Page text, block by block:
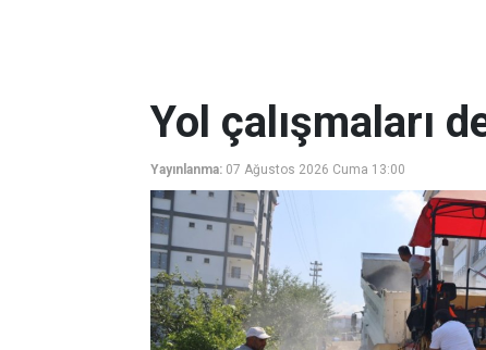
Yol çalışmaları
Yayınlanma: 07 Ağustos 2026 Cuma 13:00